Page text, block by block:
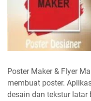
Poster Maker & Flyer
membuat poster.
desain dan tekstur latar